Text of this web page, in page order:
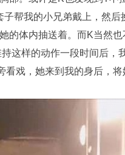
帮我的小兄弟戴上，然
的体内抽送着。而K当然
这样的动作一段时间后，
看戏，她来到我的身后，